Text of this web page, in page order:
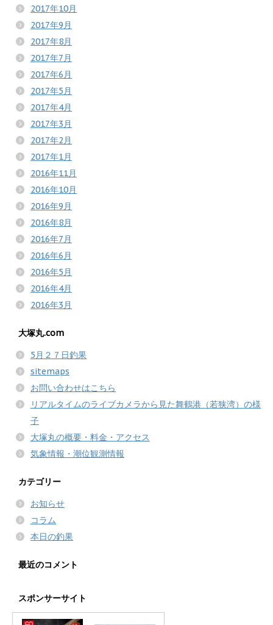
2017年10月
2017年9月
2017年8月
2017年7月
2017年6月
2017年5月
2017年4月
2017年3月
2017年2月
2017年1月
2016年11月
2016年10月
2016年9月
2016年8月
2016年7月
2016年6月
2016年5月
2016年4月
2016年3月
大塚丸.com
5月２７日釣果
sitemaps
お問い合わせはこちら
リアルタイムのライブカメラから見た舞鶴港（若狭湾）の様
子
大塚丸の概要・料金・アクセス
気象情報・潮位観測情報
カテゴリー
お知らせ
コラム
本日の釣果
最近のコメント
スポンサーサイト